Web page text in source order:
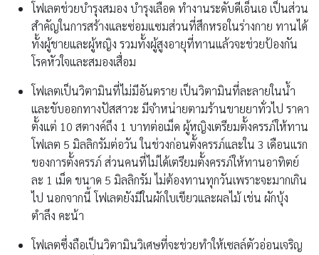
โฟเลตช่วยบำรุงสมอง บำรุงเลือด ทำงานระดับดีเอ็นเอ เป็นส่วน
สำคัญในการสร้างและซ่อมแซมส่วนที่สึกหรอในร่างกาย ทานได้
ทั้งผู้ชายและผู้หญิง รวมทั้งผู้สูงอายุที่ทานแล้วจะช่วยป้องกัน
โรคหัวใจและสมองเสื่อม
โฟเลตเป็นวิตามินที่ไม่มีอันตราย เป็นวิตามินที่ละลายในน้ำ
และขับออกทางปัสสาวะ มีจำหน่ายตามร้านขายยาทั่วไป ราคา
ตั้งแต่ 10 สตางค์ถึง 1 บาทต่อเม็ด ผู้หญิงเตรียมตั้งครรภ์ให้ทาน
โฟเลต 5 มิลลิกรัมต่อวัน ในช่วงก่อนตั้งครรภ์และใน 3 เดือนแรก
ของการตั้งครรภ์ ส่วนคนที่ไม่ได้เตรียมตั้งครรภ์ให้ทานอาทิตย์
ละ 1 เม็ด ขนาด 5 มิลลิกรัม ไม่ต้องทานทุกวันเพราะจะมากเกิน
ไป นอกจากนี้ โฟเลตยังมีในผักใบเขียวและผลไม้ เช่น ผักบุ้ง
ตำลึง คะน้า
โฟเลตซึ่งถือเป็นวิตามินวิเศษที่จะช่วยทำให้เซลล์ตัวอ่อนเจริญ